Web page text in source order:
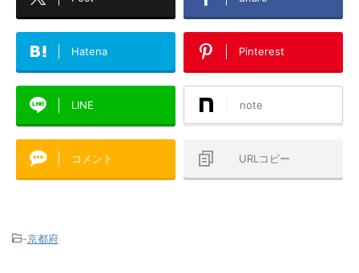
Hatena Pinterest
LINE note
コメント URLコピー
-京都府